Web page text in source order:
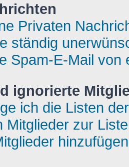
Privaten
ständig
Spam-E-Mail
ignorierte
ich die Listen
Mitglieder zur